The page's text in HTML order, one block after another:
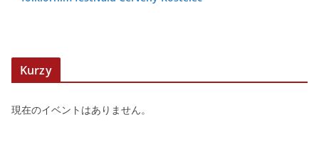
Kurzy
現在のイベントはありません。